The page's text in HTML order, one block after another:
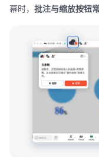
幕时， 批注与缩放按钮